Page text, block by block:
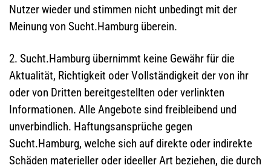
Nutzer wieder und stimmen nicht unbedingt mit der
Meinung von Sucht.Hamburg überein.
2. Sucht.Hamburg übernimmt keine Gewähr für die
Aktualität, Richtigkeit oder Vollständigkeit der von ihr
oder von Dritten bereitgestellten oder verlinkten
Informationen. Alle Angebote sind freibleibend und
unverbindlich. Haftungsansprüche gegen
Sucht.Hamburg, welche sich auf direkte oder indirekte
Schäden materieller oder ideeller Art beziehen, die durch